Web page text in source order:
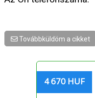
Továbbküldöm a cikket
4 670 HUF